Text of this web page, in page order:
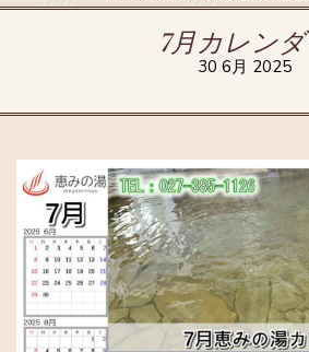
7月カレン
30 6月 2025